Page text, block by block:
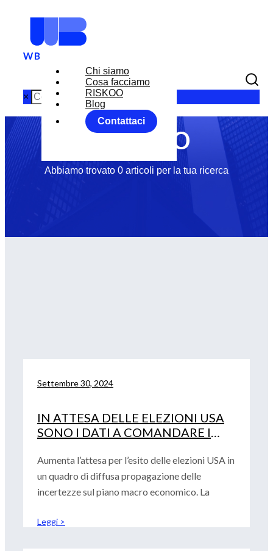
Chi siamo
Cosa facciamo
RISKOO
Blog
Contattaci
×
Tag: rischio di
cambio
Abbiamo trovato 0 articoli per la tua ricerca
Settembre 30, 2024
IN ATTESA DELLE ELEZIONI USA
SONO I DATI A COMANDARE I
Aumenta l’attesa per l’esito delle elezioni USA in
un quadro di diffusa propagazione delle
incertezze sul piano macro economico. La
Leggi >